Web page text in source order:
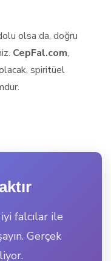
olsa da, doğru
CepFal.com,
spiritüel
falcılar ile
Gerçek